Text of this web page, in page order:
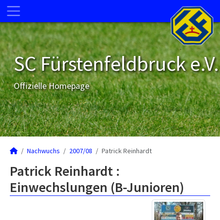
SC Fürstenfeldbruck e.V.
Offizielle Homepage
Nachwuchs 2007/08 Patrick Reinhardt
Patrick Reinhardt :
Einwechslungen (B-Junioren)